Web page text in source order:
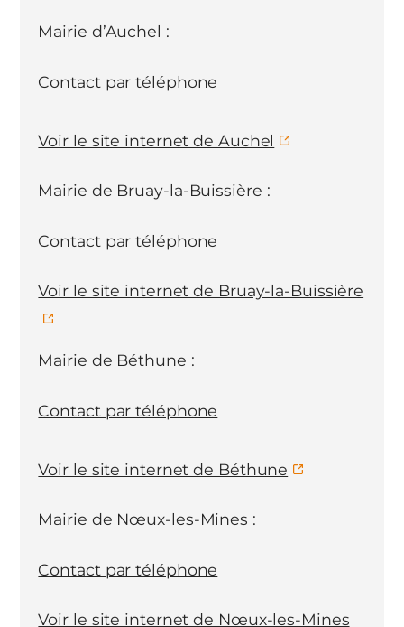
Mairie d’Auchel :
Contact par téléphone
Voir le site internet de Auchel
Mairie de Bruay-la-Buissière :
Contact par téléphone
Voir le site internet de Bruay-la-Buissière
Mairie de Béthune :
Contact par téléphone
Voir le site internet de Béthune
Mairie de Nœux-les-Mines :
Contact par téléphone
Voir le site internet de Nœux-les-Mines